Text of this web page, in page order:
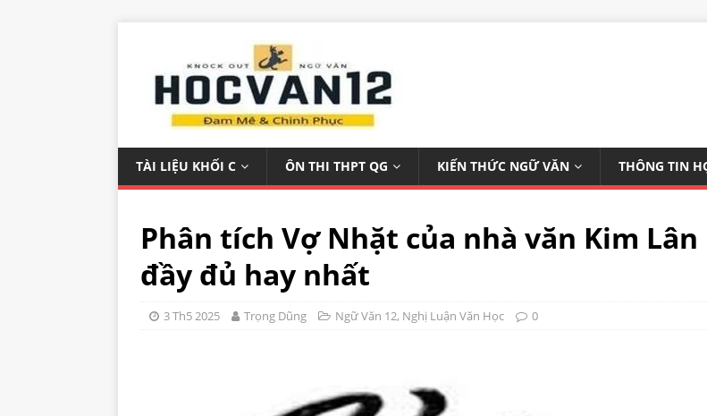
TÀI LIỆU KHỐI C ÔN THI THPT QG KIẾN THỨC NGỮ VĂN THÔNG TIN
Phân tích Vợ Nhặt của nhà văn Kim Lân
đầy đủ hay nhất
3 Th5 2025 Trọng Dũng Ngữ Văn 12, Nghị Luận Văn Học 0